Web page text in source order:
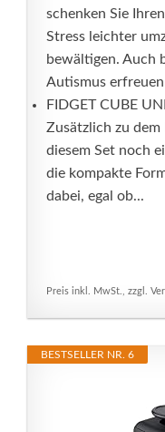
schenken Sie
Stress leichter
bewältigen. Auch
Autismus erfreuen
FIDGET CUBE
Zusätzlich zu
diesem Set noch
die kompakte
dabei, egal ob...
Preis inkl. MwSt., zzgl.
BESTSELLER NR. 6